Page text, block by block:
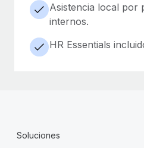
Asistencia local por
internos.
HR Essentials
Soluciones